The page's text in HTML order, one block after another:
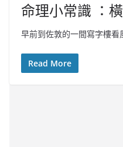
命理小常識 ：
早前到佐敦的一間寫字樓看
Read More